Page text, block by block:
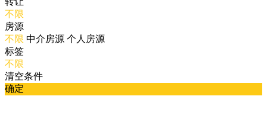
不限
房源
不限 中介房源 个人房源
标签
不限
清空条件
确定